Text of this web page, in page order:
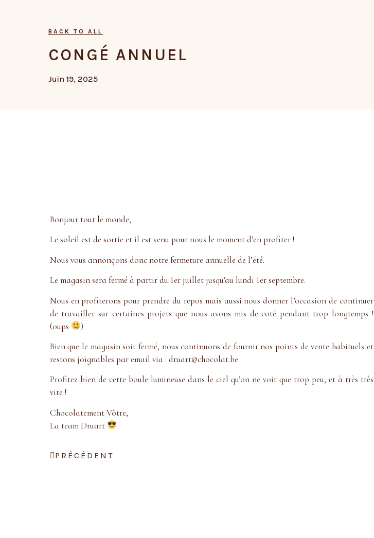
BACK TO ALL
CONGÉ ANNUEL
Juin 19, 2025
Bonjour tout le monde,
Le soleil est de sortie et il est venu pour nous le moment d’en profiter !
Nous vous annonçons donc notre fermeture annuelle de l’été.
Le magasin sera fermé à partir du 1er juillet jusqu’au lundi 1er septembre.
Nous en profiterons pour prendre du repos mais aussi nous donner l’occasion de continuer
de travailler sur certaines projets que nous avons mis de coté pendant trop longtemps !
(oups
)
Bien que le magasin soit fermé, nous continuons de fournir nos points de vente habituels et
restons joignables par email via : druart@chocolat.be.
Profitez bien de cette boule lumineuse dans le ciel qu’on ne voit que trop peu, et à très très
vite !
Chocolatement Vôtre,
La team Druart
PRÉCÉDENT